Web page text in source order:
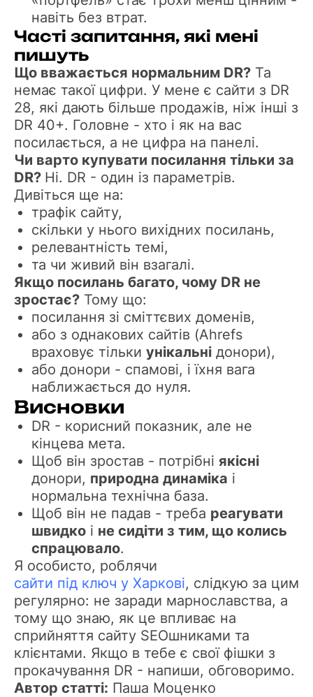
навіть без втрат.
Часті запитання, які мені
пишуть
Що вважається нормальним DR? Та
немає такої цифри. У мене є сайти з DR
28, які дають більше продажів, ніж інші з
DR 40+. Головне - хто і як на вас
посилається, а не цифра на панелі.
Чи варто купувати посилання тільки за
DR? Ні. DR - один із параметрів.
Дивіться ще на:
трафік сайту,
скільки у нього вихідних посилань,
релевантність темі,
та чи живий він взагалі.
Якщо посилань багато, чому DR не
зростає? Тому що:
посилання зі сміттєвих доменів,
або з однакових сайтів (Ahrefs
враховує тільки унікальні донори),
або донори - спамові, і їхня вага
наближається до нуля.
Висновки
DR - корисний показник, але не
кінцева мета.
Щоб він зростав - потрібні якісні
донори, природна динаміка і
нормальна технічна база.
Щоб він не падав - треба реагувати
швидко і не сидіти з тим, що колись
спрацювало.
Я особисто, роблячи
сайти під ключ у Харкові, слідкую за цим
регулярно: не заради марнославства, а
тому що знаю, як це впливає на
сприйняття сайту SEOшниками та
клієнтами. Якщо в тебе є свої фішки з
прокачування DR - напиши, обговоримо.
Автор статті: Паша Моценко